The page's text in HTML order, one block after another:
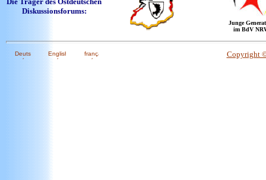
Diskussionsforums:
Junge
im BdV
Copyright